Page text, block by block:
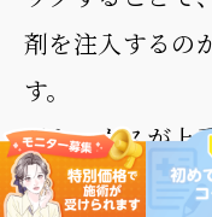
剤を注入するの
す。
ボトックスが上
念入りに行いま